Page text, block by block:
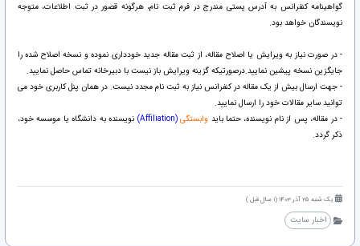
گواهینامه کنفرانس به آدرس پستی مندرج در فرم ثبت نام، هرگونه قصور در ثبت اطلاعات، متوجه
نویسندگان خواهد بود.
- در صورت نیاز به ویرایش یا اصلاح مقاله، از ثبت مقاله جدید خودداری نموده و نسخه اصلاح شده را
جایگزین نسخه پیشین نمایید.درصورتیکه گزینه ویرایش باز نیست با دبیرخانه تماس حاصل نمایید.
- جهت ارسال بیش از یک مقاله در کنفرانس نیاز به ثبت نام مجدد نیست. در همان پنل کاربری خود می
توانید سایر مقالات خود را ارسال نمایید.
- در مقاله، پس از نام نویسنده، حتما باید وابستگی (Affiliation)
نویسنده به دانشگاه یا موسسه خود،
ذکر گردد.
یک شنبه 25 آذر 1403 (1 سال قبل )
اخبار سایت